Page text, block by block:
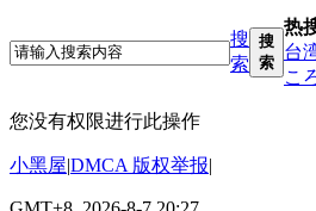
搜
索
搜
索
热
台
こ
您没有权限进行此操作
小黑屋|DMCA 版权举报|